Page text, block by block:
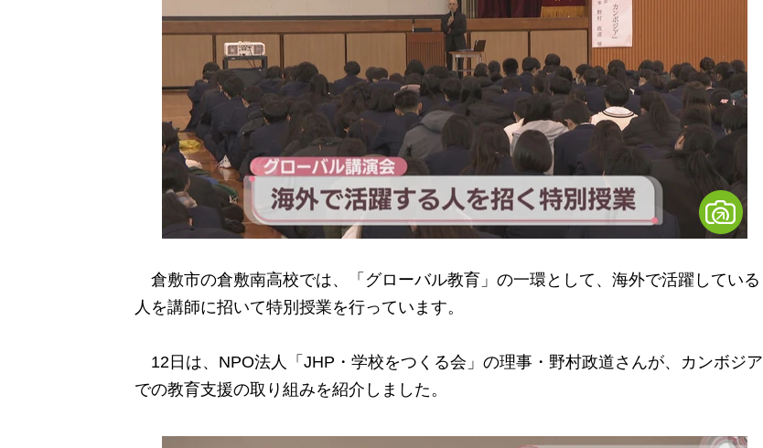
倉敷市の倉敷南高校では、「グローバル教育」の一環として、海外で活躍している
人を講師に招いて特別授業を行っています。
12日は、NPO法人「JHP・学校をつくる会」の理事・野村政道さんが、カンボジア
での教育支援の取り組みを紹介しました。